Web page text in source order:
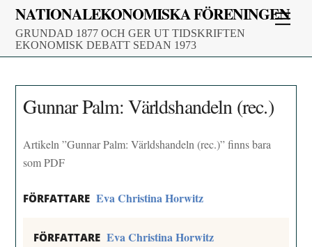
Skip
content
NATIONALEKONOMISKA FÖRENINGEN
GRUNDAD 1877 OCH GER UT TIDSKRIFTEN
EKONOMISK DEBATT SEDAN 1973
Gunnar Palm: Världshandeln (rec.)
Artikeln ”Gunnar Palm: Världshandeln (rec.)” finns bara
som PDF
FÖRFATTARE Eva Christina Horwitz
FÖRFATTARE Eva Christina Horwitz